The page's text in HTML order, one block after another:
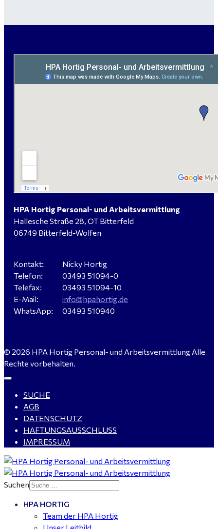
Maurer / Putzer (m/w/d) Bitterfeld-Wolfen gesucht -
ab 3.500 € (keine Montage)
Elektromeister / -techniker (m/w/d) Kalkulation /
Planung / Überwachung - Bitterfeld-Wolfen
Hausmeister (m/w/d) für ein festes Objekt in
Verkäufer / Fachberater (m/w/d) - Baustoffe Fliesen -
für Dessau-Roßlau gesucht
gesucht - ab 4.500,00 €
WIG-Schweißer / Vorrichter (m/w/d) Anlagen- und
Rohrleitungsbau - Tagschicht - Leuna ab 20 €
gesucht für Halle (Saale) - ab 4.000 €
Buchhalter (m/w/d) für Halle (Saale) gesucht - TZ 20-
HPA Hortig Personal- und Arbeitsvermittlung
Hallesche Straße 28, OT Bitterfeld
06749 Bitterfeld-Wolfen
Kontakt:
Telefon:
Telefax:
E-Mail:
WhatsApp:
Nicky Hortig
03493 51094-0
03493 51094-10
info@hpahortig.de
03493 510940
© 2026 HPA Hortig Personal- und Arbeitsvermittlung Alle
Rechte vorbehalten.
SUCHE
AGB
DATENSCHUTZ
HAFTUNGSAUSSCHLUSS
IMPRESSUM
Suchen
HPA HORTIG
Team der HPA Hortig